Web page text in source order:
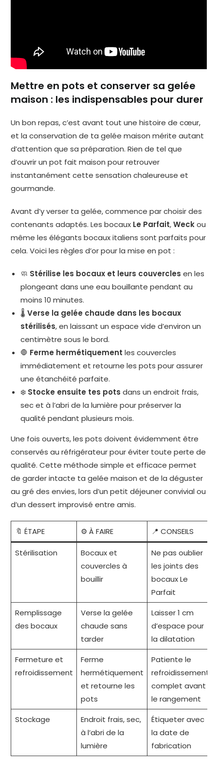
Mettre en pots et conserver sa gelée
maison : les indispensables pour durer
Un bon repas, c’est avant tout une histoire de cœur,
et la conservation de ta gelée maison mérite autant
d’attention que sa préparation. Rien de tel que
d’ouvrir un pot fait maison pour retrouver
instantanément cette sensation chaleureuse et
gourmande.
Avant d’y verser ta gelée, commence par choisir des
contenants adaptés. Les bocaux Le Parfait,Weckou
même les élégants bocaux italiens sont parfaits pour
cela. Voici les règles d’or pour la mise en pot :
🧼 Stérilise les bocaux et leurs couvercles en les
plongeant dans une eau bouillante pendant au
moins 10 minutes.
🌡️Verse la gelée chaude dans les bocaux
stérilisés, en laissant un espace vide d’environ un
centimètre sous le bord.
🛑 Ferme hermétiquement les couvercles
immédiatement et retourne les pots pour assurer
une étanchéité parfaite.
❄️ Stocke ensuite tes pots dans un endroit frais,
sec et à l’abri de la lumière pour préserver la
qualité pendant plusieurs mois.
Une fois ouverts, les pots doivent évidemment être
conservés au réfrigérateur pour éviter toute perte de
qualité. Cette méthode simple et efficace permet
de garder intacte ta gelée maison et de la déguster
au gré des envies, lors d’un petit déjeuner convivial ou
d’un dessert improvisé entre amis.
🔖 ÉTAPE ⚙️ À FAIRE 📍 CONSEILS
Stérilisation
Bocaux et
couvercles à
bouillir
Ne pas oublier
les joints des
bocaux Le
Parfait
Remplissage
des bocaux
Verse la gelée
chaude sans
tarder
Laisser 1 cm
d’espace pour
la dilatation
Fermeture et
refroidissement
Ferme
hermétiquement
et retourne les
pots
Patiente le
refroidissement
complet avant
le rangement
Stockage
Endroit frais, sec,
à l’abri de la
lumière
Étiqueter avec
la date de
fabrication